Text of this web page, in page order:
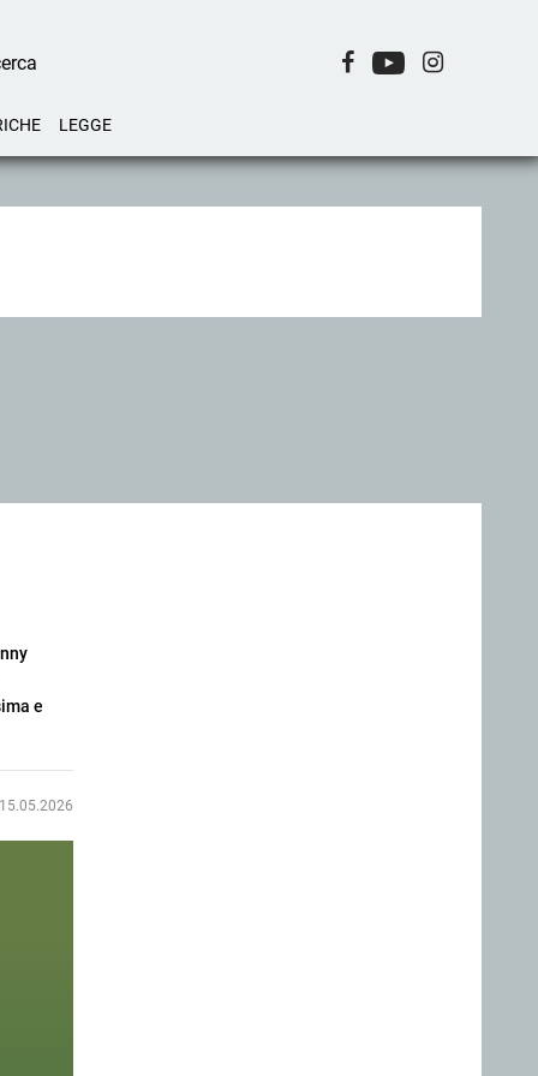
LEGGE
e
15.05.2026